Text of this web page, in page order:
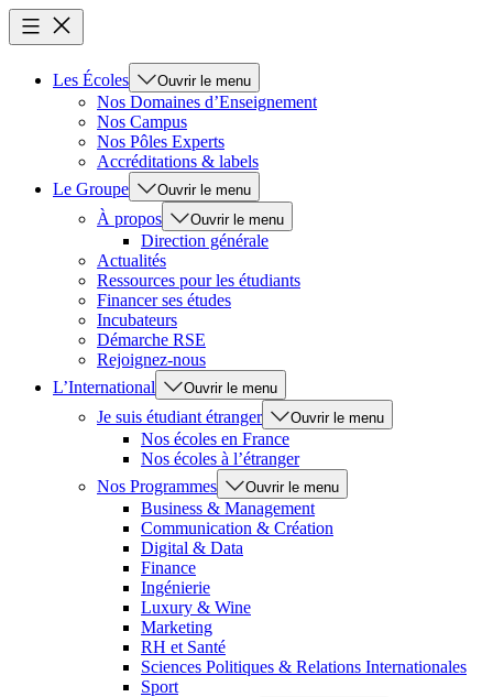
Les Écoles Ouvrir le menu
Nos Domaines d’Enseignement
Nos Campus
Nos Pôles Experts
Accréditations & labels
Le Groupe
Ouvrir le menu
À propos Ouvrir le menu
Direction générale
Actualités
Ressources pour les étudiants
Financer ses études
Incubateurs
Démarche RSE
Rejoignez-nous
L’International
Ouvrir le menu
Je suis étudiant étranger Ouvrir le menu
Nos écoles en France
Nos écoles à l’étranger
Nos Programmes
Ouvrir le menu
Business & Management
Communication & Création
Digital & Data
Finance
Ingénierie
Luxury & Wine
Marketing
RH et Santé
Sciences Politiques & Relations Internationales
Sport